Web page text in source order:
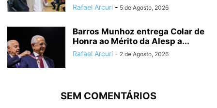
Rafael Arcuri - 5 de Agosto, 2026
Barros Munhoz entrega Colar de
Honra ao Mérito da Alesp a...
Rafael Arcuri - 2 de Agosto, 2026
SEM COMENTÁRIOS